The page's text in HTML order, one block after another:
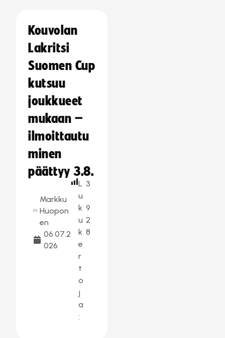
Kouvolan
Lakritsi
Suomen Cup
kutsuu
joukkueet
mukaan –
ilmoittautu
minen
päättyy 3.8.
Markku
Huopon
en
06.07.2
026
L
u
k
u
k
e
r
t
o
j
a
:
3
9
2
8